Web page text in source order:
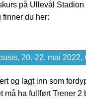
på Ullevål
finner du her:
20.-22. mai 2022,
og lagt inn som
må ha fullført Trener